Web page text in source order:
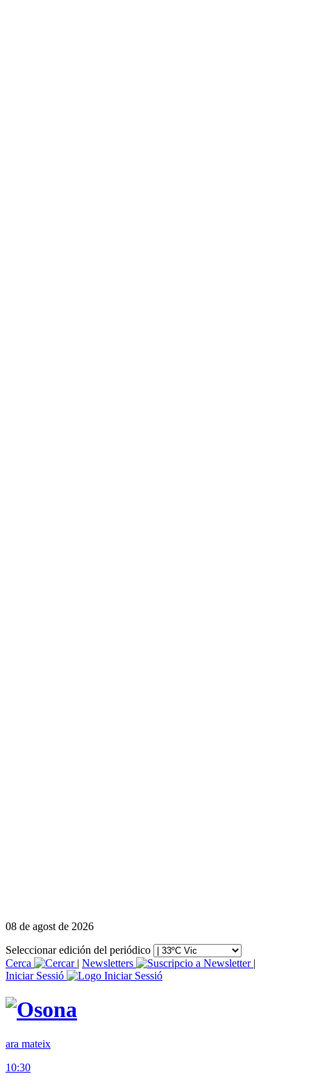
08 de agost de 2026
Seleccionar edición del periódico
Cerca
| Newsletters
|
Iniciar Sessió
ara mateix
10:30